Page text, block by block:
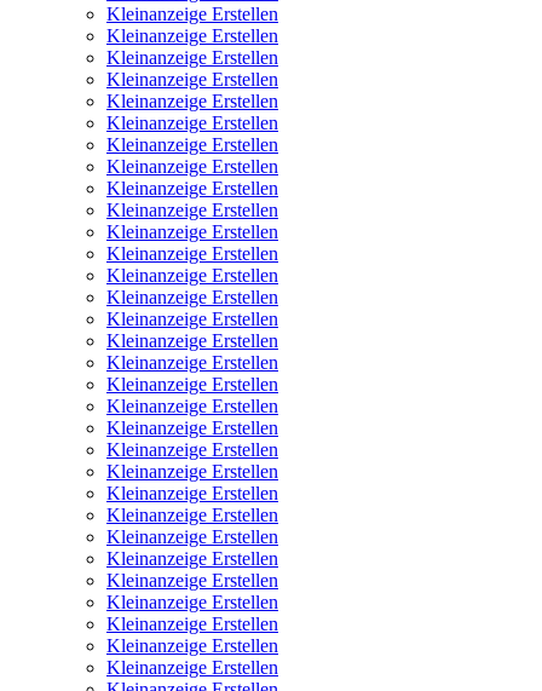
Kleinanzeige Erstellen
Kleinanzeige Erstellen
Kleinanzeige Erstellen
Kleinanzeige Erstellen
Kleinanzeige Erstellen
Kleinanzeige Erstellen
Kleinanzeige Erstellen
Kleinanzeige Erstellen
Kleinanzeige Erstellen
Kleinanzeige Erstellen
Kleinanzeige Erstellen
Kleinanzeige Erstellen
Kleinanzeige Erstellen
Kleinanzeige Erstellen
Kleinanzeige Erstellen
Kleinanzeige Erstellen
Kleinanzeige Erstellen
Kleinanzeige Erstellen
Kleinanzeige Erstellen
Kleinanzeige Erstellen
Kleinanzeige Erstellen
Kleinanzeige Erstellen
Kleinanzeige Erstellen
Kleinanzeige Erstellen
Kleinanzeige Erstellen
Kleinanzeige Erstellen
Kleinanzeige Erstellen
Kleinanzeige Erstellen
Kleinanzeige Erstellen
Kleinanzeige Erstellen
Kleinanzeige Erstellen